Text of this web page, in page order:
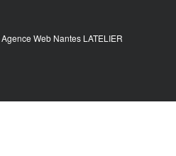
Agence Web Nantes LATELIER